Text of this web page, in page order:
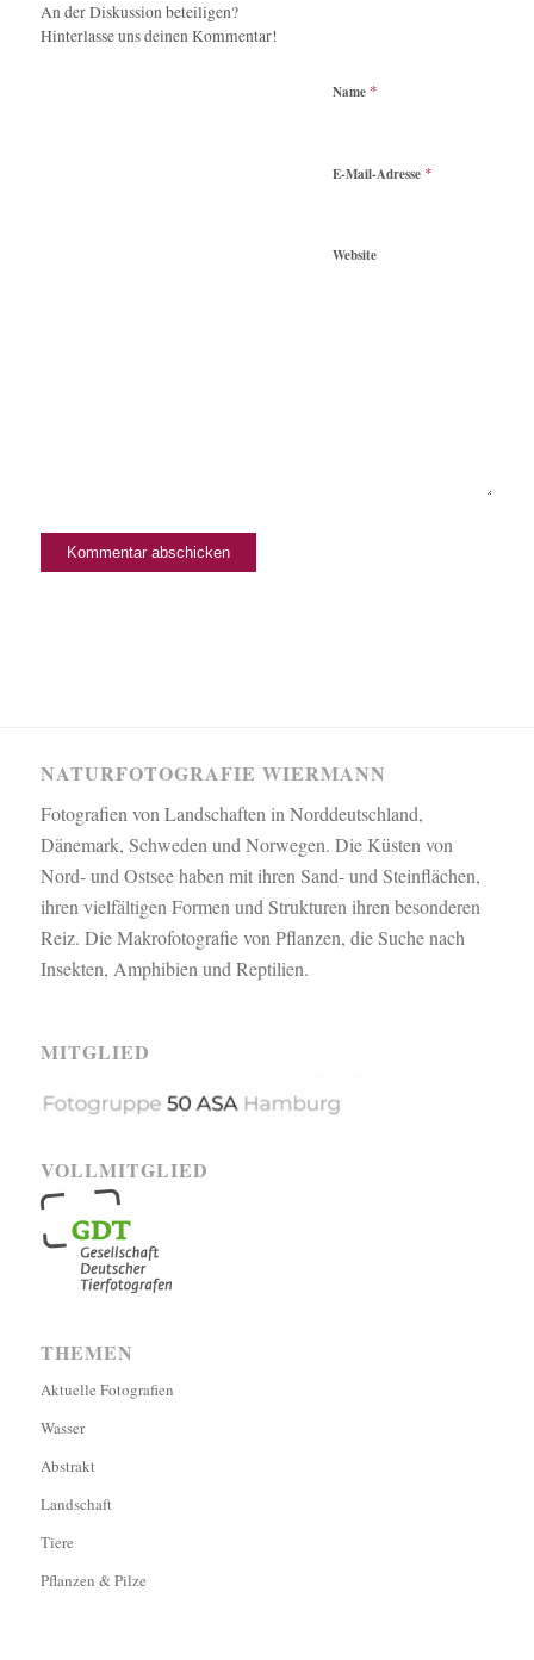
An der Diskussion beteiligen?
Hinterlasse uns deinen Kommentar!
Name *
E-Mail-Adresse *
Website
NATURFOTOGRAFIE WIERMANN
Fotografien von Landschaften in Norddeutschland,
Dänemark, Schweden und Norwegen. Die Küsten von
Nord- und Ostsee haben mit ihren Sand- und Steinflächen,
ihren vielfältigen Formen und Strukturen ihren besonderen
Reiz. Die Makrofotografie von Pflanzen, die Suche nach
Insekten, Amphibien und Reptilien.
MITGLIED
VOLLMITGLIED
THEMEN
Aktuelle Fotografien
Wasser
Abstrakt
Landschaft
Tiere
Pflanzen & Pilze